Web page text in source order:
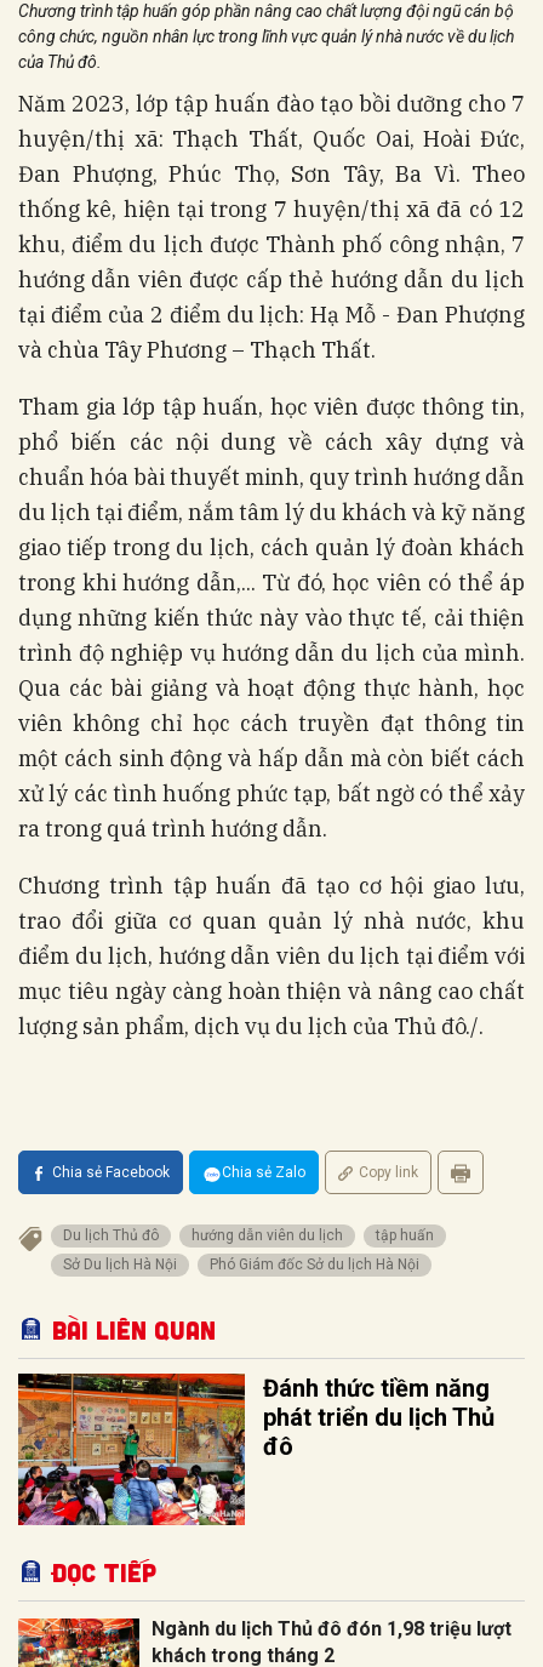
Chương trình tập huấn góp phần nâng cao chất lượng đội ngũ cán bộ
công chức, nguồn nhân lực trong lĩnh vực quản lý nhà nước về du lịch
của Thủ đô.
Năm 2023, lớp tập huấn đào tạo bồi dưỡng cho 7
huyện/thị xã: Thạch Thất, Quốc Oai, Hoài Đức,
Đan Phượng, Phúc Thọ, Sơn Tây, Ba Vì. Theo
thống kê, hiện tại trong 7 huyện/thị xã đã có 12
khu, điểm du lịch được Thành phố công nhận, 7
hướng dẫn viên được cấp thẻ hướng dẫn du lịch
tại điểm của 2 điểm du lịch: Hạ Mỗ - Đan Phượng
và chùa Tây Phương – Thạch Thất.
Tham gia lớp tập huấn, học viên được thông tin,
phổ biến các nội dung về cách xây dựng và
chuẩn hóa bài thuyết minh, quy trình hướng dẫn
du lịch tại điểm, nắm tâm lý du khách và kỹ năng
giao tiếp trong du lịch, cách quản lý đoàn khách
trong khi hướng dẫn,... Từ đó, học viên có thể áp
dụng những kiến thức này vào thực tế, cải thiện
trình độ nghiệp vụ hướng dẫn du lịch của mình.
Qua các bài giảng và hoạt động thực hành, học
viên không chỉ học cách truyền đạt thông tin
một cách sinh động và hấp dẫn mà còn biết cách
xử lý các tình huống phức tạp, bất ngờ có thể xảy
ra trong quá trình hướng dẫn.
Chương trình tập huấn đã tạo cơ hội giao lưu,
trao đổi giữa cơ quan quản lý nhà nước, khu
điểm du lịch, hướng dẫn viên du lịch tại điểm với
mục tiêu ngày càng hoàn thiện và nâng cao chất
lượng sản phẩm, dịch vụ du lịch của Thủ đô./.
Chia sẻ Facebook Chia sẻ Zalo Copy link
Du lịch Thủ đô hướng dẫn viên du lịch
tập huấn
Sở Du lịch Hà Nội
Phó Giám đốc Sở du lịch Hà Nội
Bài liên quan
Đánh thức tiềm năng
phát triển du lịch Thủ
đô
Đọc tiếp
Ngành du lịch Thủ đô đón 1,98 triệu lượt
khách trong tháng 2